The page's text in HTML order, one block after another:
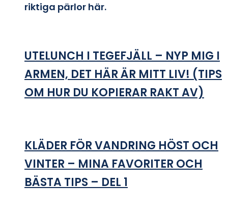
riktiga pärlor här.
UTELUNCH I TEGEFJÄLL – NYP MIG I
ARMEN, DET HÄR ÄR MITT LIV! (TIPS
OM HUR DU KOPIERAR RAKT AV)
KLÄDER FÖR VANDRING HÖST OCH
VINTER – MINA FAVORITER OCH
BÄSTA TIPS – DEL 1